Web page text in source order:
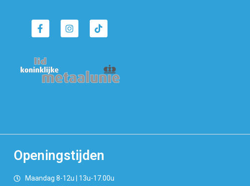
Openingstijden
Maandag 8-12u | 13u-17.00u